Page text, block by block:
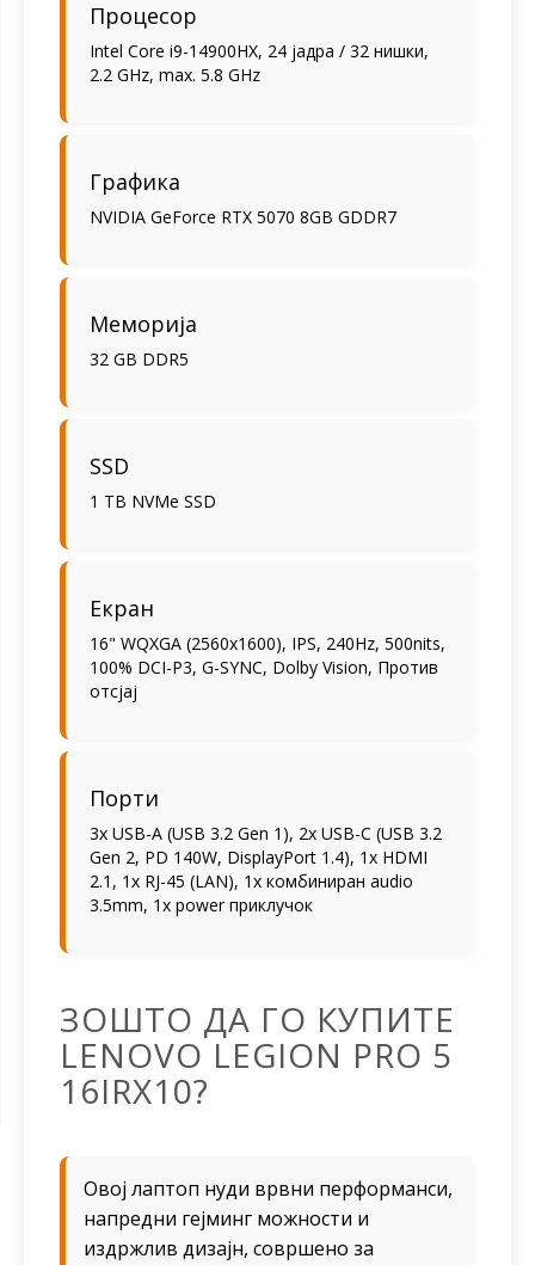
Процесор
Intel Core i9-14900HX, 24 јадра / 32 нишки,
2.2 GHz, max. 5.8 GHz
Графика
NVIDIA GeForce RTX 5070 8GB GDDR7
Меморија
32 GB DDR5
SSD
1 TB NVMe SSD
Екран
16" WQXGA (2560x1600), IPS, 240Hz, 500nits,
100% DCI-P3, G-SYNC, Dolby Vision, Против
отсјај
Порти
3x USB-A (USB 3.2 Gen 1), 2x USB-C (USB 3.2
Gen 2, PD 140W, DisplayPort 1.4), 1x HDMI
2.1, 1x RJ-45 (LAN), 1x комбиниран audio
3.5mm, 1x power приклучок
ЗОШТО ДА ГО КУПИТЕ
LENOVO LEGION PRO 5
16IRX10?
Овој лаптоп нуди врвни перформанси,
напредни гејминг можности и
издржлив дизајн, совршено за